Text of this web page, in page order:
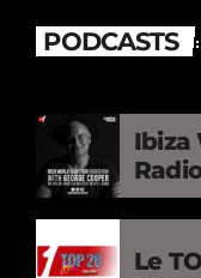
PODCASTS
Ibiza
Le